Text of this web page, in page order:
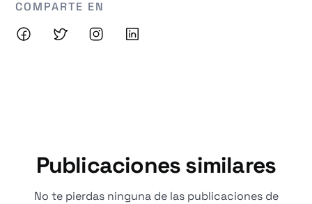
COMPARTE EN
Publicaciones similares
No te pierdas ninguna de las publicaciones de